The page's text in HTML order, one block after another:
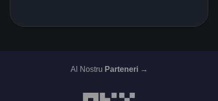
Al Nostru Parteneri →